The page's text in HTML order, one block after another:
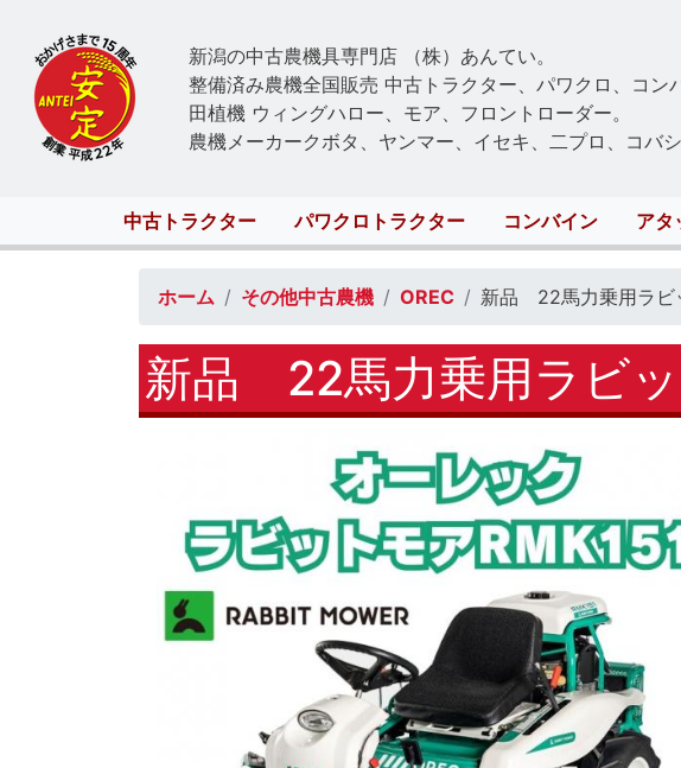
新潟の中古農機具専門店 （株）あんてい。
整備済み農機全国販売 中古トラクター、パワクロ、コン
田植機 ウィングハロー、モア、フロントローダー。
農機メーカークボタ、ヤンマー、イセキ、二プロ、コバシ
Main
navigation
中古トラクター パワクロトラクター コンバイン アタ
ホーム その他中古農機 OREC 新品 22馬力乗用ラビ
新品 22馬力乗用ラビッ